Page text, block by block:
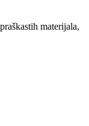
materijala,